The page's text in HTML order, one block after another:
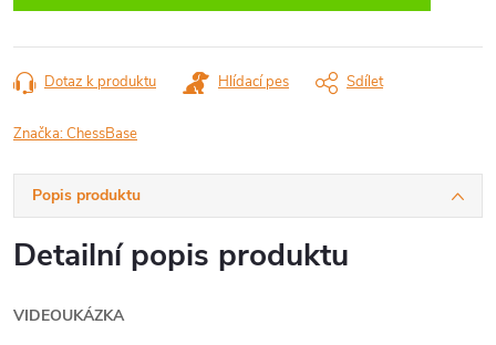
Dotaz k produktu Hlídací pes Sdílet
Značka:ChessBase
Popis produktu
Detailní popis produktu
VIDEOUKÁZKA